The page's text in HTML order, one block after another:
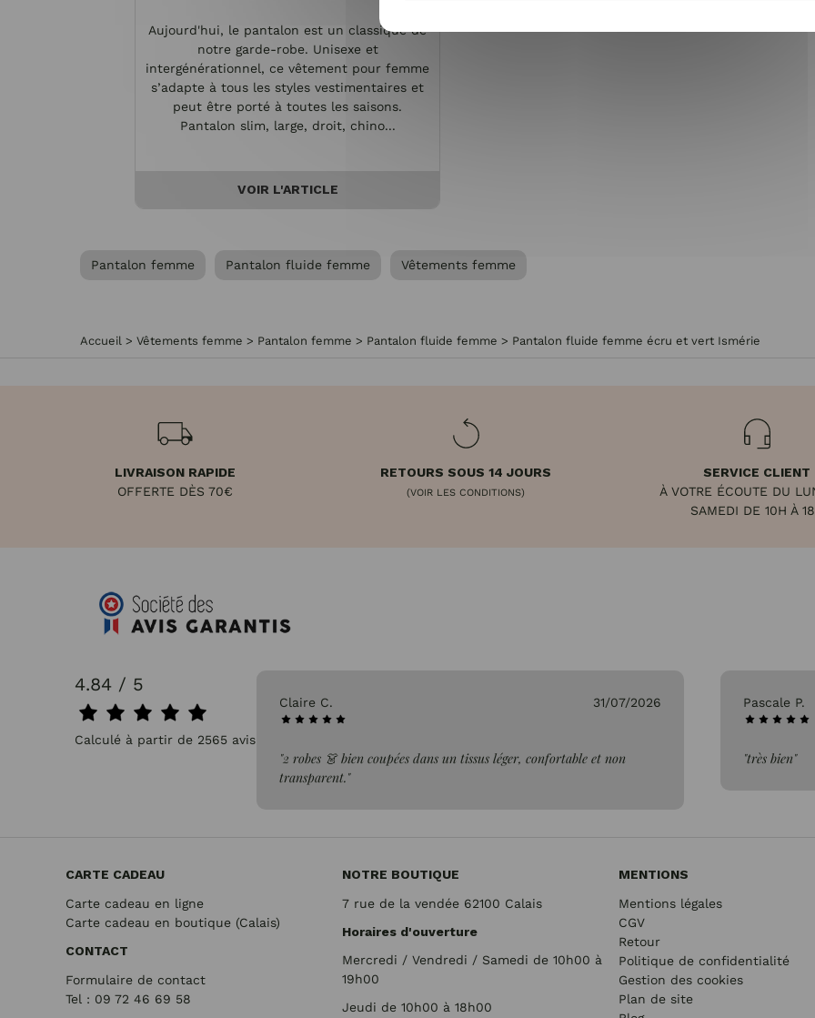
Aujourd'hui, le pantalon est un classique de
notre garde-robe. Unisexe et
intergénérationnel, ce vêtement pour femme
s’adapte à tous les styles vestimentaires et
peut être porté à toutes les saisons.
Pantalon slim, large, droit, chino...
VOIR L'ARTICLE
Pantalon femme Pantalon fluide femme Vêtements femme
Accueil > Vêtements femme > Pantalon femme > Pantalon fluide femme > Pantalon fluide femme écru et vert Ismérie
LIVRAISON RAPIDE
OFFERTE DÈS 70€
RETOURS SOUS 14 JOURS
(VOIR LES CONDITIONS)
SERVICE CLIENT
À VOTRE ÉCOUTE DU
SAMEDI DE 10H À
4.84 / 5
Calculé à partir de 2565 avis.
31/07/2026 Claire C. 31/07/2026
"2 robes 👗 bien coupées dans un tissus léger, confortable et non
transparent."
Pascale P.
"très bien"
CARTE CADEAU
Carte cadeau en ligne
Carte cadeau en boutique (Calais)
CONTACT
Formulaire de contact
Tel : 09 72 46 69 58
NOTRE BOUTIQUE
7 rue de la vendée 62100 Calais
Horaires d'ouverture
Mercredi / Vendredi / Samedi de 10h00 à
19h00
Jeudi de 10h00 à 18h00
MENTIONS
Mentions légales
CGV
Retour
Politique de confidentialité
Gestion des cookies
Plan de site